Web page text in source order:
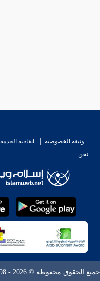
وثيقة الخصوصية اتفاقية الخدمة
نحن
جميع الحقوق محفوظة © 2026 - 1998 لشبكة إسلام ويب